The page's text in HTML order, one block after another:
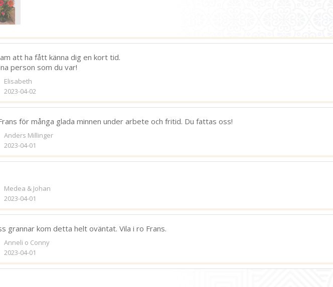
att ha fått känna dig en kort tid.
person som du var!
Elisabeth
2023-04-02
för många glada minnen under arbete och fritid. Du fattas oss!
Anders Millinger
2023-04-01
Medea & Johan
2023-04-01
grannar kom detta helt oväntat. Vila i ro Frans.
Anneli o Conny
2023-04-01